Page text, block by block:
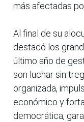
más afectadas
Al final de su
destacó los
último año de
son luchar sin
organizada,
económico y
democrática,